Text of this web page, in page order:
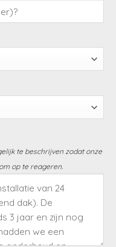
te beschrijven zodat onze
op te reageren.